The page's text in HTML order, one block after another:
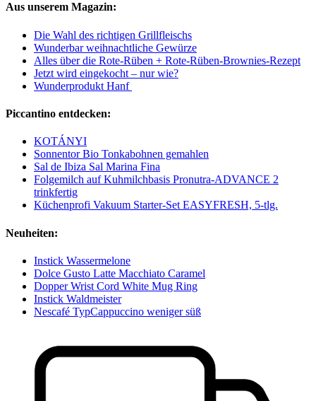
Aus unserem Magazin:
Die Wahl des richtigen Grillfleischs
Wunderbar weihnachtliche Gewürze
Alles über die Rote-Rüben + Rote-Rüben-Brownies-Rezept
Jetzt wird eingekocht – nur wie?
Wunderprodukt Hanf
Piccantino entdecken:
KOTÁNYI
Sonnentor Bio Tonkabohnen gemahlen
Sal de Ibiza Sal Marina Fina
Folgemilch auf Kuhmilchbasis Pronutra-ADVANCE 2
trinkfertig
Küchenprofi Vakuum Starter-Set EASYFRESH, 5-tlg.
Neuheiten:
Instick Wassermelone
Dolce Gusto Latte Macchiato Caramel
Dopper Wrist Cord White Mug Ring
Instick Waldmeister
Nescafé TypCappuccino weniger süß